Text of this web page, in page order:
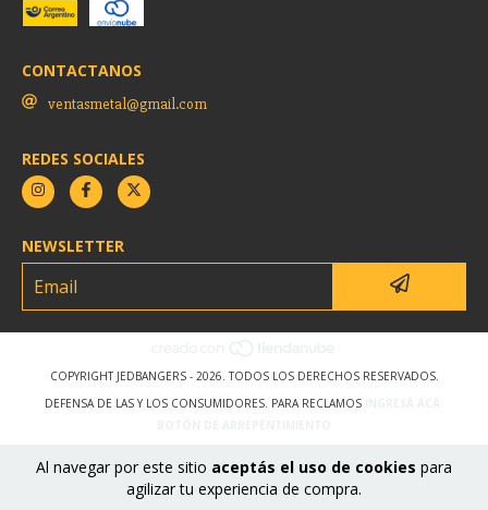
Al navegar por este sitio aceptás el uso de cookies para
agilizar tu experiencia de compra.
CONTACTANOS
ventasmetal@gmail.com
REDES SOCIALES
NEWSLETTER
COPYRIGHT JEDBANGERS - 2026. TODOS LOS DERECHOS RESERVADOS.
DEFENSA DE LAS Y LOS CONSUMIDORES. PARA RECLAMOS